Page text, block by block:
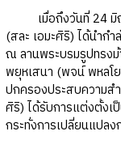
เมื่อถึงวันที่ 24 มิถุ
(สละ เอมะศิริ) ได้นำก
ณ ลานพระบรมรูปทรง
พยุหเสนา (พจน์ พหลโ
ปกครองประสบความส
ศิริ) ได้รับการแต่งตั้งเ
กระทั่งการเปลี่ยนแปล